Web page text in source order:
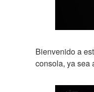
Bienvenido a
consola, ya sea